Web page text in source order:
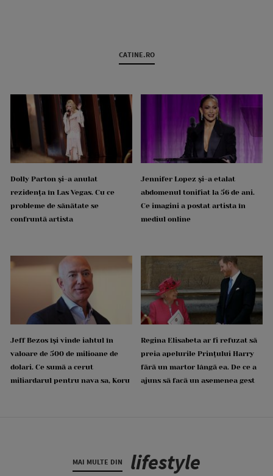
CATINE.RO
Dolly Parton și-a anulat
rezidența în Las Vegas. Cu ce
probleme de sănătate se
confruntă artista
Jennifer Lopez și-a etalat
abdomenul tonifiat la 56 de ani.
Ce imagini a postat artista în
mediul online
Jeff Bezos își vinde iahtul în
valoare de 500 de milioane de
dolari. Ce sumă a cerut
miliardarul pentru nava sa, Koru
Regina Elisabeta ar fi refuzat să
preia apelurile Prințului Harry
fără un martor lângă ea. De ce a
ajuns să facă un asemenea gest
MAI MULTE DIN lifestyle